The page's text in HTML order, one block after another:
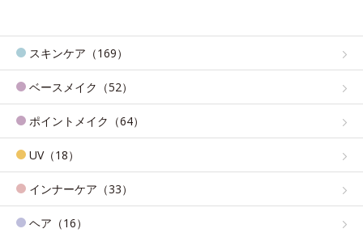
スキンケア（169）
ベースメイク（52）
ポイントメイク（64）
UV（18）
インナーケア（33）
ヘア（16）